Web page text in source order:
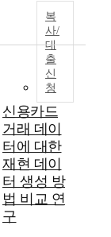
등
복
사/
대
출
신
청
신용카드
거래 데이
터에 대한
재현 데이
터 생성 방
법 비교 연
구